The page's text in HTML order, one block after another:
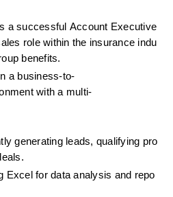
a successful Account Executive
role within the insurance indu
benefits.
a business-to-
with a multi-
generating leads, qualifying pro
Excel for data analysis and repo